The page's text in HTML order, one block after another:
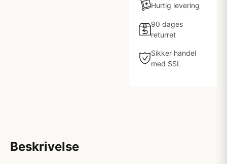
Hurtig levering
90 dages
returret
Sikker handel
med SSL
Beskrivelse